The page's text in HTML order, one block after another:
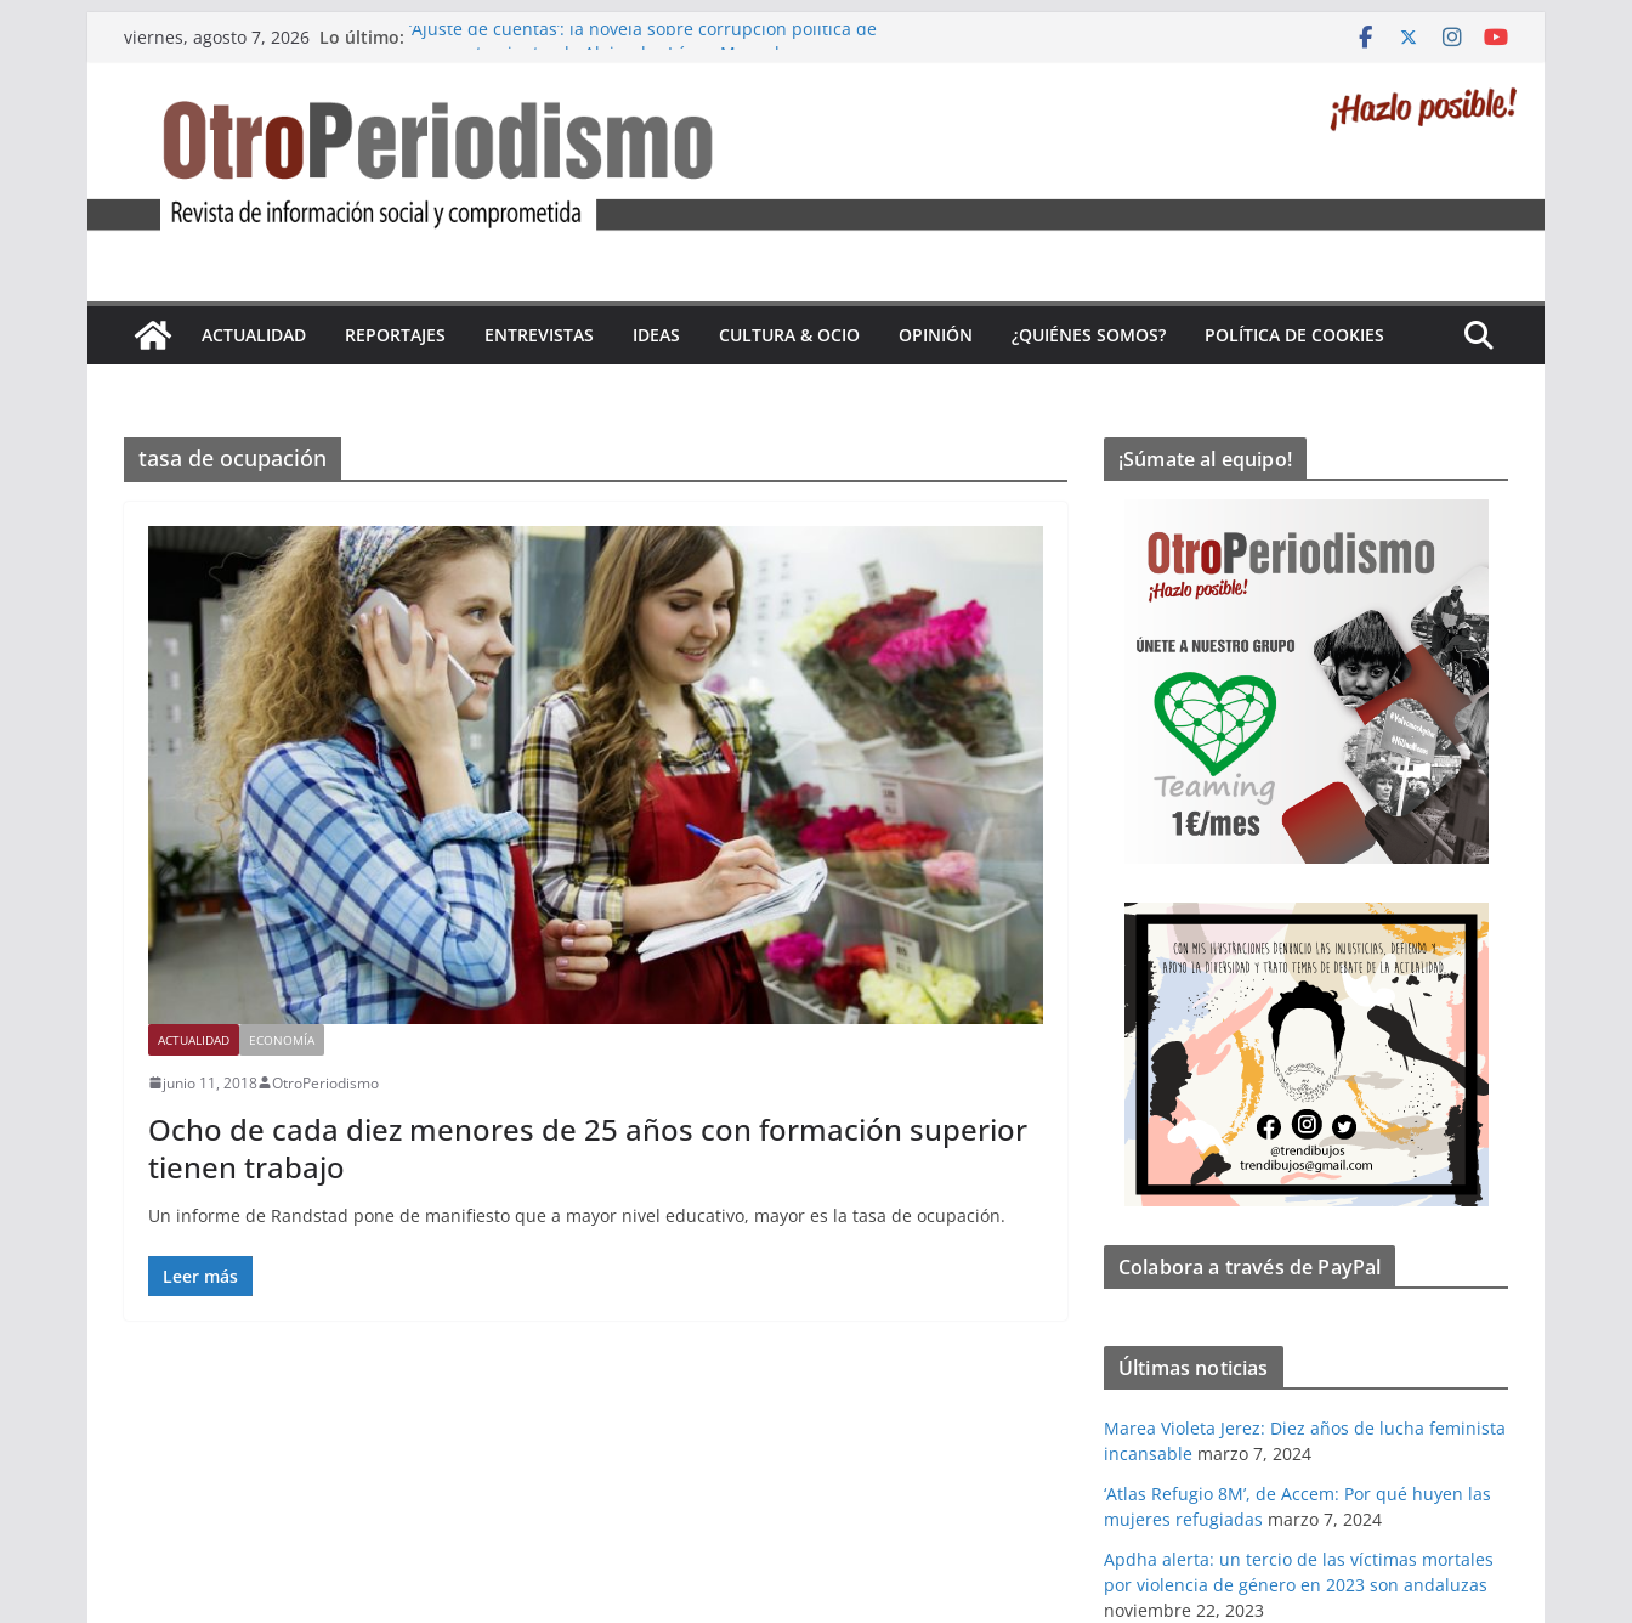
Saltar
contenido
viernes, agosto 7, 2026 Lo último: ‘Ajuste de cuentas’: la novela sobre corrupción política de
incansable
‘Atlas Refugio 8M’, de Accem: Por qué huyen las mujeres
Apdha alerta: un tercio de las víctimas mortales por
violencia de género en 2023 son andaluzas
La primera edición del ‘Alfajor Solidario’: unión exitosa del
ACTUALIDAD REPORTAJES ENTREVISTAS IDEAS CULTURA & OCIO OPINIÓN ¿QUIÉNES SOMOS? POLÍTICA DE COOKIES
tasa de ocupación
ACTUALIDAD ECONOMÍA
junio 11, 2018 OtroPeriodismo
Ocho de cada diez menores de 25 años con formación superior
tienen trabajo
Un informe de Randstad pone de manifiesto que a mayor nivel educativo, mayor es la tasa de ocupación.
Leer más
¡Súmate al equipo!
Colabora a través de PayPal
Últimas noticias
Marea Violeta Jerez: Diez años de lucha feminista
incansable marzo 7, 2024
‘Atlas Refugio 8M’, de Accem: Por qué huyen las
mujeres refugiadas marzo 7, 2024
Apdha alerta: un tercio de las víctimas mortales
por violencia de género en 2023 son andaluzas
noviembre 22, 2023